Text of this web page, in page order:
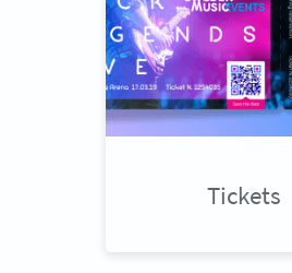
Tickets